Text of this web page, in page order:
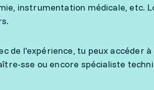
instrumentation médicale, etc.
de l'expérience, tu peux accéder à
sse ou encore spécialiste